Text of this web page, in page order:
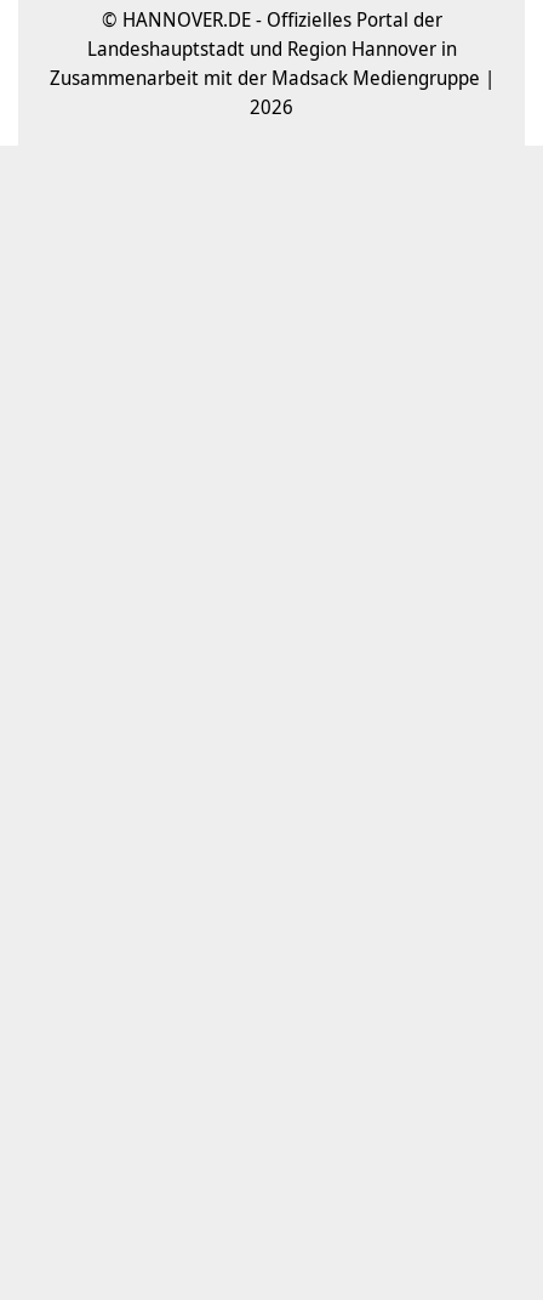
© HANNOVER.DE - Offizielles Portal der
Landeshauptstadt und Region Hannover in
Zusammenarbeit mit der Madsack Mediengruppe |
2026